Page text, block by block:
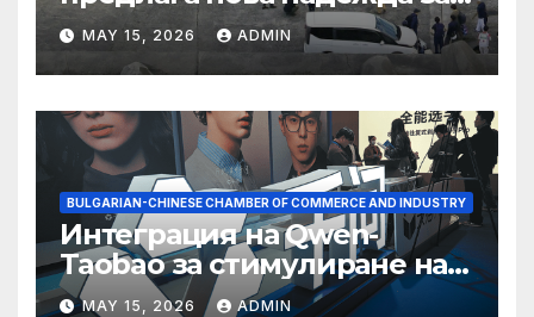
съхранение на водород
MAY 15, 2026 ADMIN
BULGARIAN-CHINESE CHAMBER OF COMMERCE AND INDUSTRY
Интеграция на Qwen-
Taobao за стимулиране на
пазаруването 618
MAY 15, 2026 ADMIN